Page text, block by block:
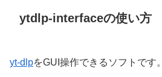
ytdlp-interfaceの使い方
yt-dlpをGUI操作できるソフトです。